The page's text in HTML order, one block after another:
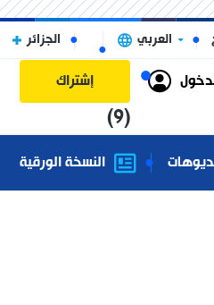
إشتراك
(9)
العربي الجزائر
النسخة الورقية